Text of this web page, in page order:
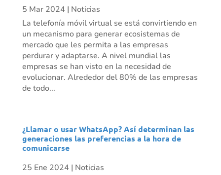
5 Mar 2024 | Noticias
La telefonía móvil virtual se está convirtiendo en
un mecanismo para generar ecosistemas de
mercado que les permita a las empresas
perdurar y adaptarse. A nivel mundial las
empresas se han visto en la necesidad de
evolucionar. Alrededor del 80% de las empresas
de todo...
¿Llamar o usar WhatsApp? Así determinan las
generaciones las preferencias a la hora de
comunicarse
25 Ene 2024 | Noticias